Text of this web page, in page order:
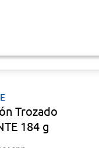
Trozado
184 g